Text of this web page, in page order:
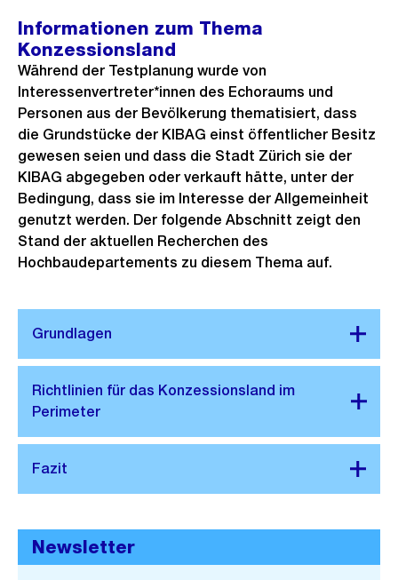
Informationen zum Thema
Konzessionsland
Während der Testplanung wurde von
Interessenvertreter*innen des Echoraums und
Personen aus der Bevölkerung thematisiert, dass
die Grundstücke der KIBAG einst öffentlicher Besitz
gewesen seien und dass die Stadt Zürich sie der
KIBAG abgegeben oder verkauft hätte, unter der
Bedingung, dass sie im Interesse der Allgemeinheit
genutzt werden. Der folgende Abschnitt zeigt den
Stand der aktuellen Recherchen des
Hochbaudepartements zu diesem Thema auf.
Newsletter